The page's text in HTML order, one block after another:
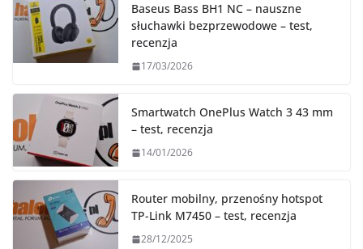
Baseus Bass BH1 NC – nauszne
słuchawki bezprzewodowe – test,
recenzja
17/03/2026
Smartwatch OnePlus Watch 3 43 mm
– test, recenzja
14/01/2026
Router mobilny, przenośny hotspot
TP-Link M7450 – test, recenzja
28/12/2025